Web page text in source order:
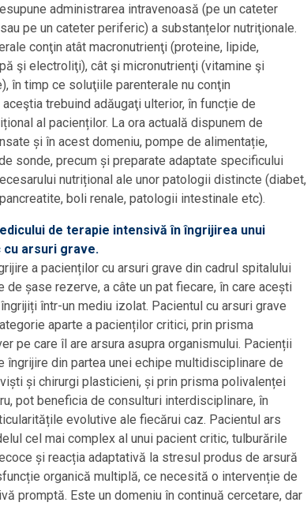
administrarea intravenoasă (pe un cateter
pe un cateter periferic) a substanțelor nutriţionale.
conţin atât macronutrienţi (proteine, lipide,
şi electroliţi), cât şi micronutrienţi (vitamine şi
în timp ce soluţiile parenterale nu conţin
trebuind adăugaţi ulterior, în funcție de
al pacienților. La ora actuală dispunem de
și în acest domeniu, pompe de alimentație,
sonde, precum și preparate adaptate specificului
nutrițional ale unor patologii distincte (diabet,
boli renale, patologii intestinale etc).
de terapie intensivă în îngrijirea unui
arsuri grave.
a pacienților cu arsuri grave din cadrul spitalului
de șase rezerve, a câte un pat fiecare, în care acești
într-un mediu izolat. Pacientul cu arsuri grave
aparte a pacienților critici, prin prisma
pe care îl are arsura asupra organismului. Pacienții
îngrijire din partea unei echipe multidisciplinare de
și chirurgi plasticieni, și prin prisma polivalenței
pot beneficia de consulturi interdisciplinare, în
evolutive ale fiecărui caz. Pacientul ars
cel mai complex al unui pacient critic, tulburările
și reacția adaptativă la stresul produs de arsură
organică multiplă, ce necesită o intervenție de
promptă. Este un domeniu în continuă cercetare, dar